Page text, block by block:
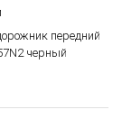
передний
черный